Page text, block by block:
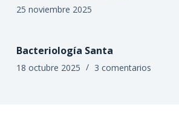
25 noviembre 2025
Bacteriología Santa
18 octubre 2025 3 comentarios